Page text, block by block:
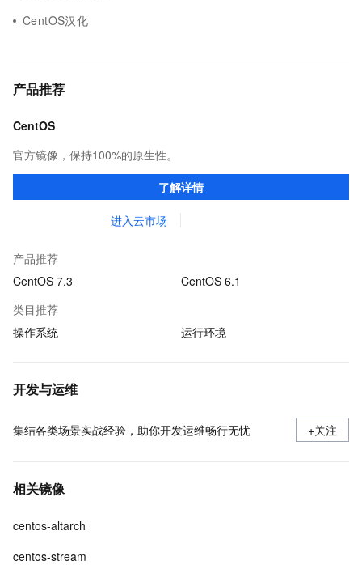
CentOS汉化
产品推荐
CentOS
官方镜像，保持100%的原生性。
了解详情
进入云市场
产品推荐
CentOS 7.3
CentOS 6.1
类目推荐
操作系统
运行环境
开发与运维
集结各类场景实战经验，助你开发运维畅行无忧 +关注
相关镜像
centos-altarch
centos-stream